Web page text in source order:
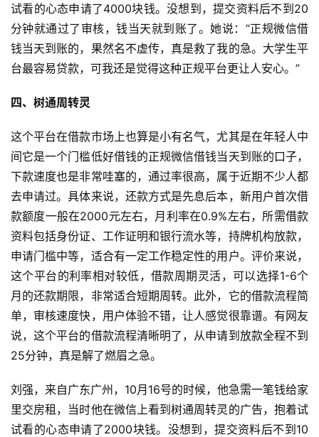
试看的心态申请了4000块钱。没想到，提交资料后不到20
分钟就通过了审核，钱当天就到账了。她说：“正规微信借
钱当天到账的，果然名不虚传，真是救了我的急。大学生平
台最容易贷款，可我还是觉得这种正规平台更让人安心。”
四、树通周转灵
这个平台在借款市场上也算是小有名气，尤其是在年轻人中
间它是一个门槛低好借钱的正规微信借钱当天到账的口子，
下款速度也是非常哇塞的，通过率很高，属于近期不少人都
去申请过。具体来说，还款方式是先息后本，新用户首次借
款额度一般在2000元左右，月利率在0.9%左右，所需借款
资料包括身份证、工作证明和银行流水等，持牌机构放款，
申请门槛中等，适合有一定工作稳定性的用户。评价来说，
这个平台的利率相对较低，借款周期灵活，可以选择1-6个
月的还款期限，非常适合短期周转。此外，它的借款流程简
单，审核速度快，用户体验不错，让人感觉很靠谱。有网友
说，这个平台的借款流程清晰明了，从申请到放款全程不到
25分钟，真是解了燃眉之急。
刘强，来自广东广州，10月16号的时候，他急需一笔钱给家
里交房租，当时他在微信上看到树通周转灵的广告，抱着试
试看的心态申请了2000块钱。没想到，提交资料后不到10